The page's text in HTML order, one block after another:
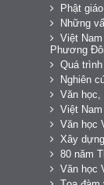
Phật
Những
Việt
Phương
Quá trình
Nghiên
Văn học,
Việt Nam
Văn học
Xây
80 năm
Văn học